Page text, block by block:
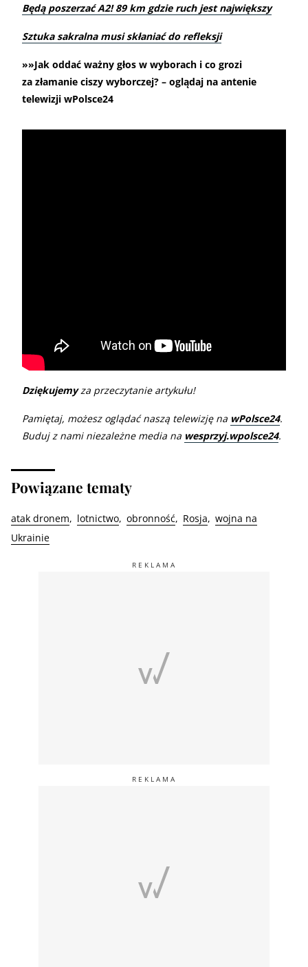
Będą poszerzać A2! 89 km gdzie ruch jest największy
Sztuka sakralna musi skłaniać do refleksji
»»Jak oddać ważny głos w wyborach i co grozi
za złamanie ciszy wyborczej? – oglądaj na antenie
telewizji wPolsce24
Dziękujemyza przeczytanie artykułu!
Pamiętaj, możesz oglądać naszą telewizję na wPolsce24.
Buduj z nami niezależne media na wesprzyj.wpolsce24.
Powiązane tematy
atak dronem lotnictwo obronność Rosja
wojna na
Ukrainie